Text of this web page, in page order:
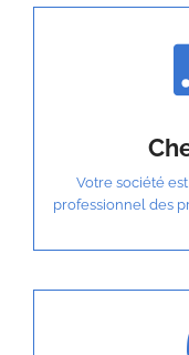
Votre société
professionnel des